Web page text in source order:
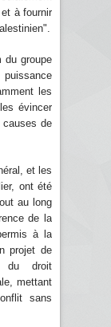
à fournir
du groupe
les
évincer
de
et les
ont été
au long
de la
à la
projet de
du droit
mettant
sans